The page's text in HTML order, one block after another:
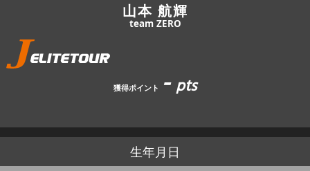
山本 航輝
team ZERO
獲得ポイント -pts
生年月日